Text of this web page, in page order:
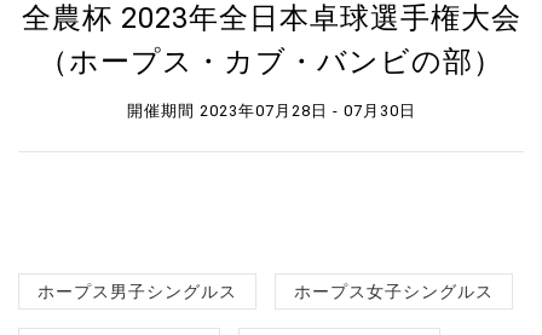
全農杯 2023年全日本卓球選手権大会
（ホープス・カブ・バンビの部）
開催期間 2023年07月28日 - 07月30日
ホープス男子シングルス ホープス女子シングルス